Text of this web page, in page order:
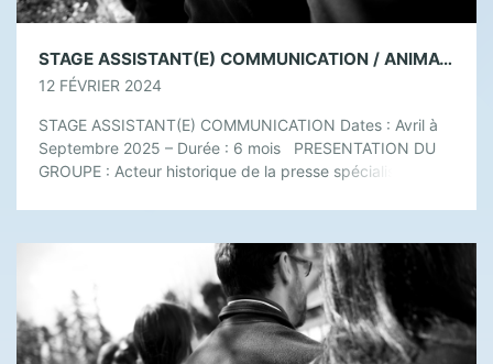
STAGE ASSISTANT(E) COMMUNICATION / ANIMATIONS – AVRIL À SEPTEMBRE 2025 (DURÉE : 6 MOIS)
12 FÉVRIER 2024
STAGE ASSISTANT(E) COMMUNICATION Dates : Avril à
Septembre 2025 – Durée : 6 mois PRESENTATION DU
GROUPE : Acteur historique de la presse spécialisée en